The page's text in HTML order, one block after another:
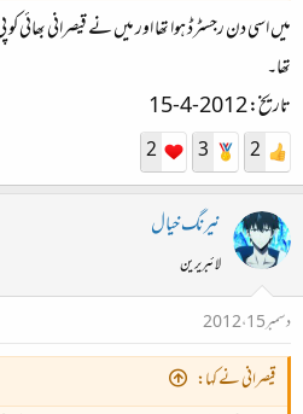
میں اسی دن رجسٹرڈ ہوا تھا اور میں نے قیصرانی بھائی کو
تھا۔
تاریخ: 2012-4-15
2
3
2
نیرنگ خیال
لائبریرین
دسمبر 15، 2012
قیصرانی نے کہا: